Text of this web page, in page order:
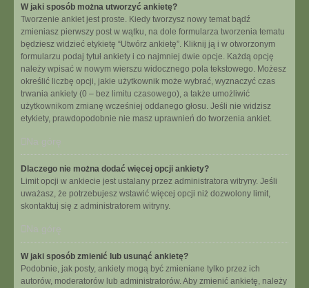
W jaki sposób można utworzyć ankietę?
Tworzenie ankiet jest proste. Kiedy tworzysz nowy temat bądź
zmieniasz pierwszy post w wątku, na dole formularza tworzenia tematu
będziesz widzieć etykietę “Utwórz ankietę”. Kliknij ją i w otworzonym
formularzu podaj tytuł ankiety i co najmniej dwie opcje. Każdą opcję
należy wpisać w nowym wierszu widocznego pola tekstowego. Możesz
określić liczbę opcji, jakie użytkownik może wybrać, wyznaczyć czas
trwania ankiety (0 – bez limitu czasowego), a także umożliwić
użytkownikom zmianę wcześniej oddanego głosu. Jeśli nie widzisz
etykiety, prawdopodobnie nie masz uprawnień do tworzenia ankiet.
Na górę
Dlaczego nie można dodać więcej opcji ankiety?
Limit opcji w ankiecie jest ustalany przez administratora witryny. Jeśli
uważasz, że potrzebujesz wstawić więcej opcji niż dozwolony limit,
skontaktuj się z administratorem witryny.
Na górę
W jaki sposób zmienić lub usunąć ankietę?
Podobnie, jak posty, ankiety mogą być zmieniane tylko przez ich
autorów, moderatorów lub administratorów. Aby zmienić ankietę, należy